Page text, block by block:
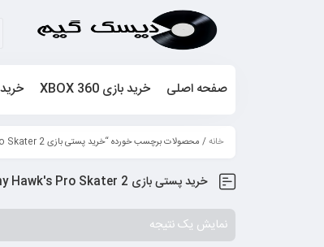
صفحه اصلی خرید بازی XBOX 360
خانه/ محصولات برچسب خورده “خرید پستی بازی Tony Hawk's Pro Skater 2”
خرید پستی بازی Tony Hawk's Pro Skater 2
نمایش یک نتیجه